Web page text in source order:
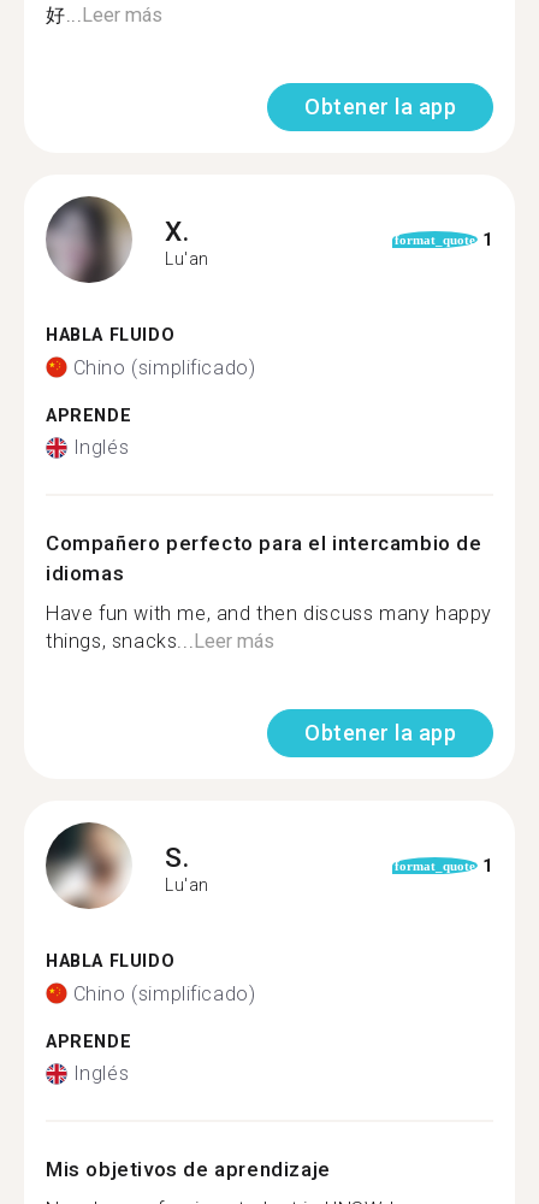
好...Leer más
Obtener la app
X.
Lu'an
format_quote 1
HABLA FLUIDO
Chino (simplificado)
APRENDE
Inglés
Compañero perfecto para el intercambio de
idiomas
Have fun with me, and then discuss many happy
things, snacks...Leer más
Obtener la app
S.
Lu'an
format_quote 1
HABLA FLUIDO
Chino (simplificado)
APRENDE
Inglés
Mis objetivos de aprendizaje